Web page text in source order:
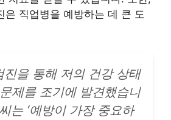
은 직업병을 예방하는 데 큰 도
진을 통해 저의 건강 상태
제를 조기에 발견했습니
는 ‘예방이 가장 중요하